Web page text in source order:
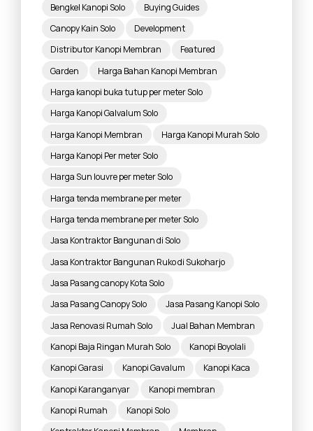
Bengkel Kanopi Solo
Buying Guides
Canopy Kain Solo
Development
Distributor Kanopi Membran
Featured
Garden
Harga Bahan Kanopi Membran
Harga kanopi buka tutup per meter Solo
Harga Kanopi Galvalum Solo
Harga Kanopi Membran
Harga Kanopi Murah Solo
Harga Kanopi Per meter Solo
Harga Sun louvre per meter Solo
Harga tenda membrane per meter
Harga tenda membrane per meter Solo
Jasa Kontraktor Bangunan di Solo
Jasa Kontraktor Bangunan Ruko di Sukoharjo
Jasa Pasang canopy Kota Solo
Jasa Pasang Canopy Solo
Jasa Pasang Kanopi Solo
Jasa Renovasi Rumah Solo
Jual Bahan Membran
Kanopi Baja Ringan Murah Solo
Kanopi Boyolali
Kanopi Garasi
Kanopi Gavalum
Kanopi Kaca
Kanopi Karanganyar
Kanopi membran
Kanopi Rumah
Kanopi Solo